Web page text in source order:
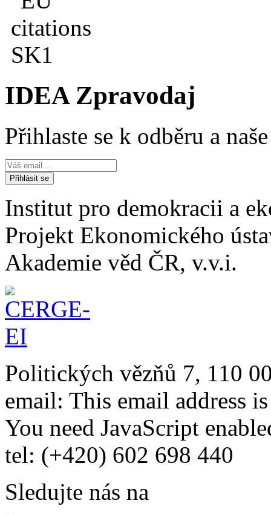
IDEA Zpravodaj
Přihlaste se k odběru a
Institut pro demokracii a
Projekt Ekonomického
Akademie věd ČR, v.v.i.
Politických vězňů 7, 110
email: This email address
You need JavaScript
tel: (+420) 602 698 440
Sledujte nás na